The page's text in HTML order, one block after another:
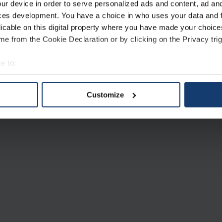
device in order to serve personalized ads and content, ad
development. You have a choice in who uses your data and
on this digital property where you have made your
from the Cookie Declaration or by clicking on the Privacy
to:
geographical location which can be accurate to within
our site with our social media, advertising and analytics
Customize
LEVANGER, NORGE
ISO 9001:2015
SO 14001:2015